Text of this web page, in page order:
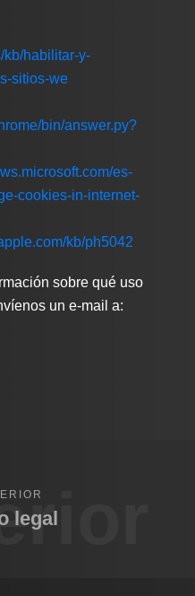
kb/habilitar-y-
sitios-we
bin/answer.py?
es-
cookies-in-internet-
kb/ph5042
sobre qué uso
un e-mail a:
legal